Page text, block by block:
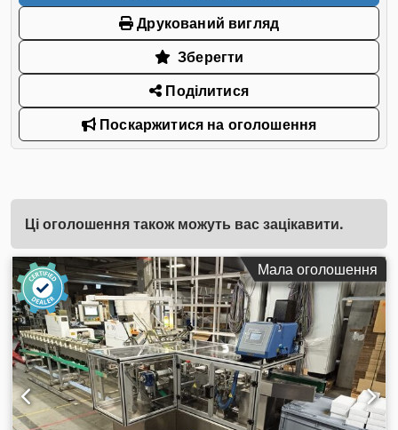
Друкований вигляд
Зберегти
Поділитися
Поскаржитися на оголошення
Ці оголошення також можуть вас зацікавити.
Мала оголошення